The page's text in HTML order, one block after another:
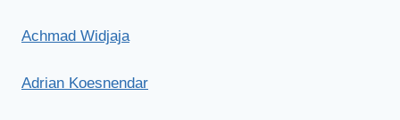
Achmad Widjaja
Adrian Koesnendar